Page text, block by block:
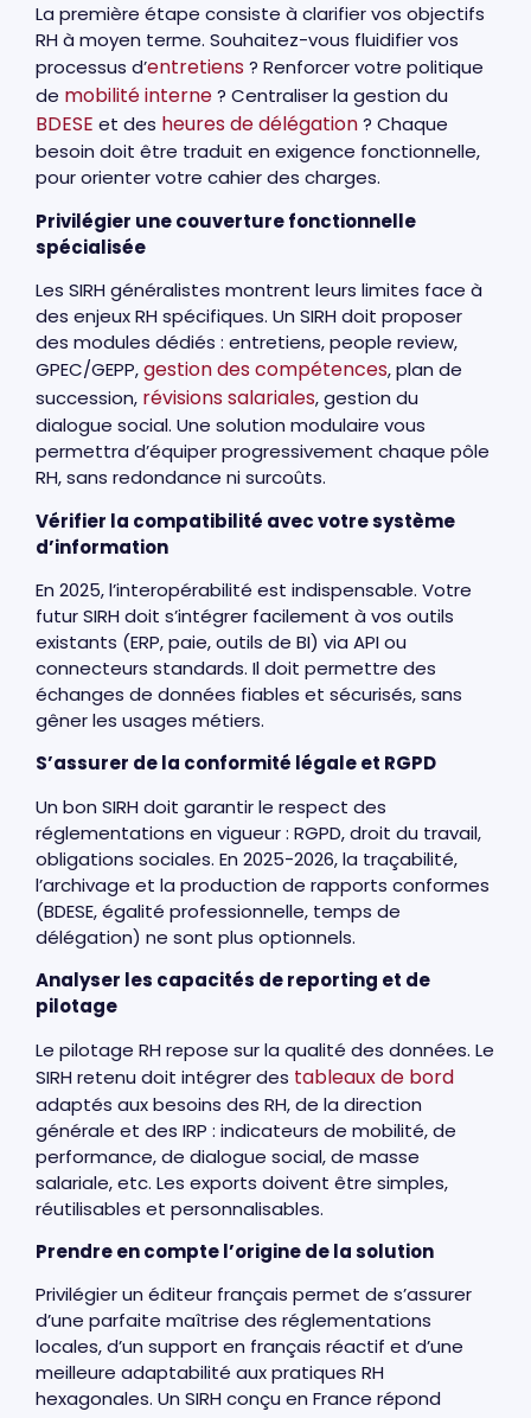
La première étape consiste à clarifier vos objectifs
RH à moyen terme. Souhaitez-vous fluidifier vos
processus d’entretiens? Renforcer votre politique
de mobilité interne? Centraliser la gestion du
BDESE et des heures de délégation? Chaque
besoin doit être traduit en exigence fonctionnelle,
pour orienter votre cahier des charges.
Privilégier une couverture fonctionnelle
spécialisée
Les SIRH généralistes montrent leurs limites face à
des enjeux RH spécifiques. Un SIRH doit proposer
des modules dédiés : entretiens, people review,
GPEC/GEPP,gestion des compétences, plan de
succession, révisions salariales, gestion du
dialogue social. Une solution modulaire vous
permettra d’équiper progressivement chaque pôle
RH, sans redondance ni surcoûts.
Vérifier la compatibilité avec votre système
d’information
En 2025, l’interopérabilité est indispensable. Votre
futur SIRH doit s’intégrer facilement à vos outils
existants (ERP, paie, outils de BI) via API ou
connecteurs standards. Il doit permettre des
échanges de données fiables et sécurisés, sans
gêner les usages métiers.
S’assurer de la conformité légale et RGPD
Un bon SIRH doit garantir le respect des
réglementations en vigueur : RGPD, droit du travail,
obligations sociales. En 2025-2026, la traçabilité,
l’archivage et la production de rapports conformes
(BDESE, égalité professionnelle, temps de
délégation) ne sont plus optionnels.
Analyser les capacités de reporting et de
pilotage
Le pilotage RH repose sur la qualité des données. Le
SIRH retenu doit intégrer des tableaux de bord
adaptés aux besoins des RH, de la direction
générale et des IRP : indicateurs de mobilité, de
performance, de dialogue social, de masse
salariale, etc. Les exports doivent être simples,
réutilisables et personnalisables.
Prendre en compte l’origine de la solution
Privilégier un éditeur français permet de s’assurer
d’une parfaite maîtrise des réglementations
locales, d’un support en français réactif et d’une
meilleure adaptabilité aux pratiques RH
hexagonales. Un SIRH conçu en France répond